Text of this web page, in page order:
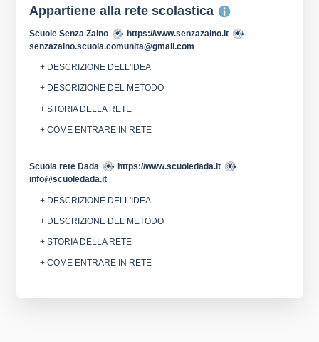
Appartiene alla rete scolastica
Scuole Senza Zaino
https://www.senzazaino.it
senzazaino.scuola.comunita@gmail.com
+ DESCRIZIONE DELL'IDEA
+ DESCRIZIONE DEL METODO
+ STORIA DELLA RETE
+ COME ENTRARE IN RETE
Scuola rete Dada
https://www.scuoledada.it
info@scuoledada.it
+ DESCRIZIONE DELL'IDEA
+ DESCRIZIONE DEL METODO
+ STORIA DELLA RETE
+ COME ENTRARE IN RETE